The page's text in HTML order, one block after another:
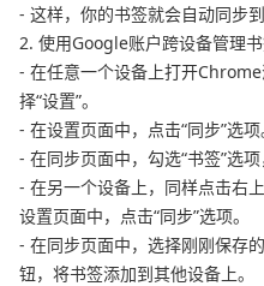
- 这样，你的书签就会自动同步到
2. 使用Google账户跨设备管理书
- 在任意一个设备上打开
择“设置”。
- 在设置页面中，点击“同步”选项
- 在同步页面中，勾选“书签”选项
- 在另一个设备上，同样点击右
设置页面中，点击“同步”选项。
- 在同步页面中，选择刚刚保存
钮，将书签添加到其他设备上。